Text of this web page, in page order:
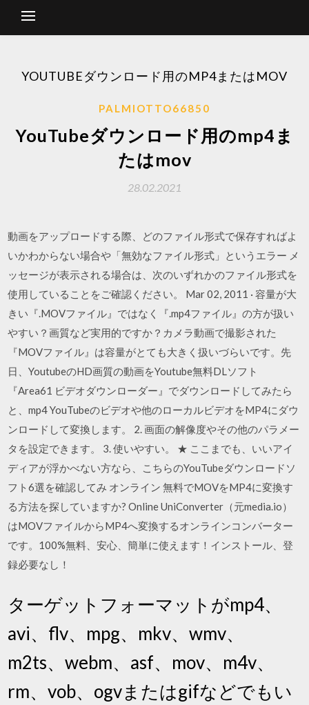
YOUTUBEダウンロード用のMP4またはMOV
PALMIOTTO66850
YouTubeダウンロード用のmp4ま
たはmov
28.02.2021
動画をアップロードする際、どのファイル形式で保存すればよ
いかわからない場合や「無効なファイル形式」というエラー メ
ッセージが表示される場合は、次のいずれかのファイル形式を
使用していることをご確認ください。 Mar 02, 2011 · 容量が大
きい『.MOVファイル』ではなく『.mp4ファイル』の方が扱い
やすい？画質など実用的ですか？カメラ動画で撮影された
『MOVファイル』は容量がとても大きく扱いづらいです。先
日、YoutubeのHD画質の動画をYoutube無料DLソフト
『Area61 ビデオダウンローダー』でダウンロードしてみたら
と、mp4 YouTubeのビデオや他のローカルビデオをMP4にダウ
ンロードして変換します。 2. 画面の解像度やその他のパラメー
タを設定できます。 3. 使いやすい。 ★ ここまでも、いいアイ
ディアが浮かべない方なら、こちらのYouTubeダウンロードソ
フト6選を確認してみ オンライン 無料でMOVをMP4に変換す
る方法を探していますか? Online UniConverter（元media.io）
はMOVファイルからMP4へ変換するオンラインコンバーター
です。100%無料、安心、簡単に使えます！インストール、登
録必要なし！
ターゲットフォーマットがmp4、
avi、flv、mpg、mkv、wmv、
m2ts、webm、asf、mov、m4v、
rm、vob、ogvまたはgifなどでもい